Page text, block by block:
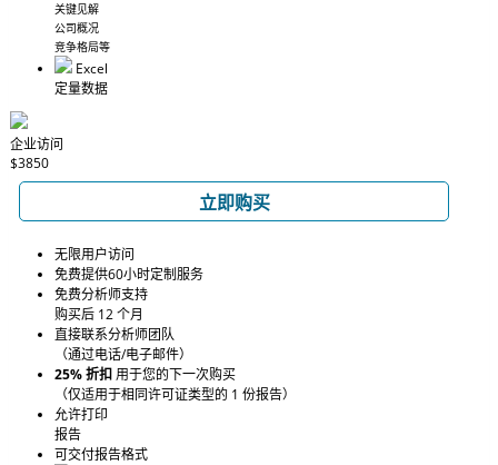
关键见解
公司概况
竞争格局等
Excel
定量数据
企业访问
$3850
立即购买
无限用户访问
免费提供60小时定制服务
免费分析师支持
购买后 12 个月
直接联系分析师团队
（通过电话/电子邮件）
25% 折扣用于您的下一次购买
（仅适用于相同许可证类型的 1 份报告）
允许打印
报告
可交付报告格式